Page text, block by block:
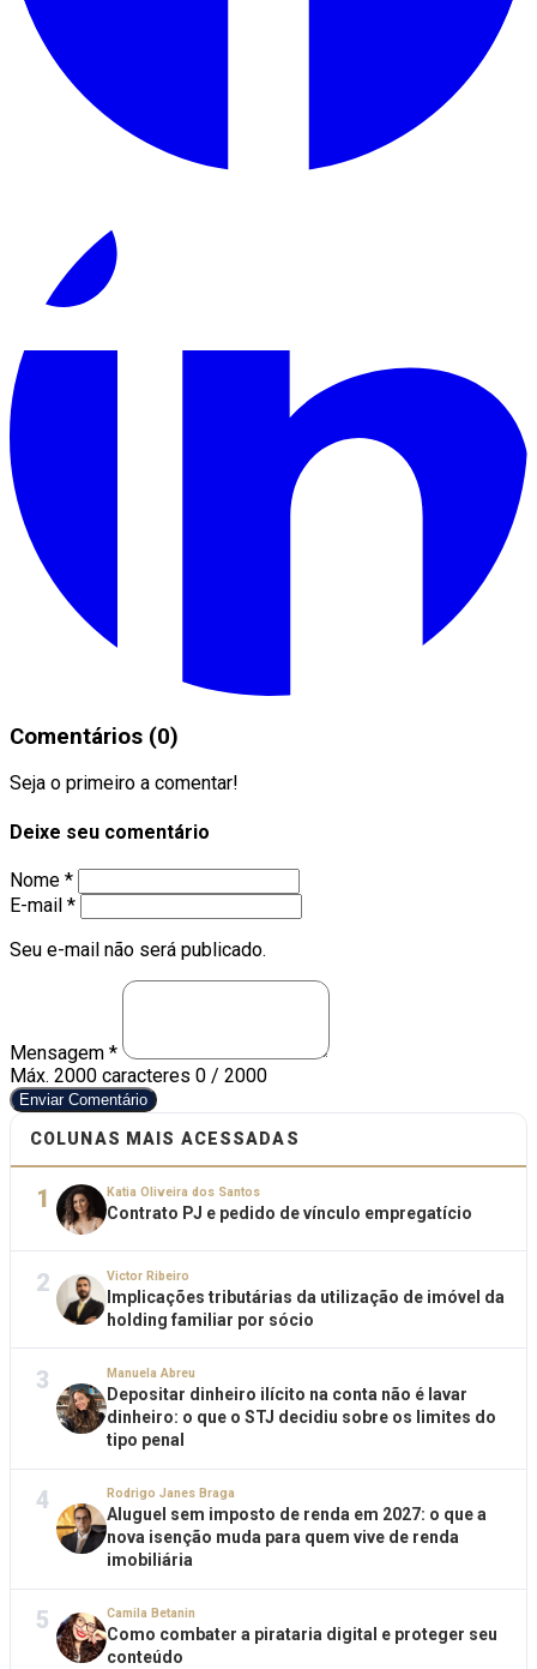
Comentários (0)
Seja o primeiro a comentar!
Deixe seu comentário
Nome *
E-mail *
Seu e-mail não será publicado.
Mensagem *
Máx. 2000 caracteres 0 / 2000
Enviar Comentário
COLUNAS MAIS ACESSADAS
1 Katia Oliveira dos Santos
Contrato PJ e pedido de vínculo empregatício
2 Victor Ribeiro
Implicações tributárias da utilização de imóvel da
holding familiar por sócio
3 Manuela Abreu
Depositar dinheiro ilícito na conta não é lavar
dinheiro: o que o STJ decidiu sobre os limites do
tipo penal
4 Rodrigo Janes Braga
Aluguel sem imposto de renda em 2027: o que a
nova isenção muda para quem vive de renda
imobiliária
5 Camila Betanin
Como combater a pirataria digital e proteger seu
conteúdo